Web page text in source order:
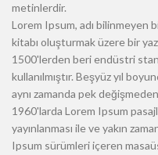
metinlerdir.
Lorem Ipsum, adı bilinmeyen
kitabı oluşturmak üzere bir
1500'lerden beri endüstri
kullanılmıştır. Beşyüz yıl
aynı zamanda pek
1960'larda Lorem Ipsum
yayınlanması ile ve yakın
Ipsum sürümleri içeren